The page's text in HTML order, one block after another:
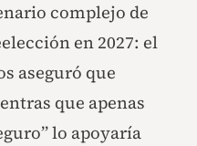
complejo de
en 2027: el
aseguró que
que apenas
lo apoyaría